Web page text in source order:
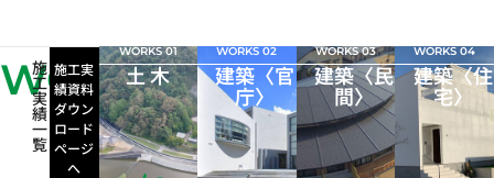
WORKS
施
工
実
績
一
覧
施工実
績資料
ダウン
ロード
ページ
へ
WORKS 01
土 木
WORKS 02
建築〈官
庁〉
WORKS 03
建築〈民
間〉
WORKS 04
建築〈住
宅〉